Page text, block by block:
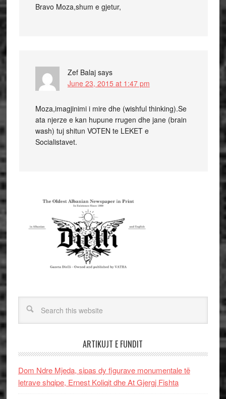
Bravo Moza,shum e gjetur,
Zef Balaj says
June 23, 2015 at 1:47 pm
Moza,imagjinimi i mire dhe (wishful thinking).Se
ata njerze e kan hupune rrugen dhe jane (brain
wash) tuj shitun VOTEN te LEKET e
Socialistavet.
ARTIKUJT E FUNDIT
Dom Ndre Mjeda, sipas dy figurave monumentale të
letrave shqipe, Ernest Koliqit dhe At Gjergj Fishta